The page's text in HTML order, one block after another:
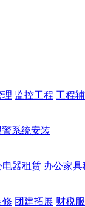
理 监控工程 工程
系统安装
电器租赁 办公家具
修 团建拓展 财税